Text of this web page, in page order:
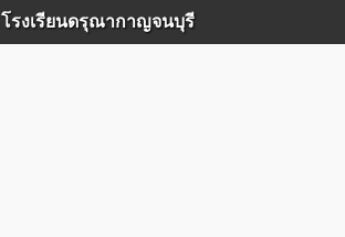
โรงเรียนดรุณากาญจนบุรี